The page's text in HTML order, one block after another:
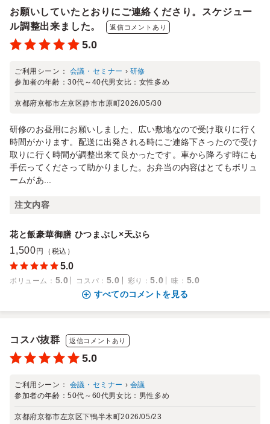
お願いしていたとおりにご連絡くださり。スケジュー
ル調整出来ました。
返信コメントあり
5.0
ご利用シーン： 会議・セミナー › 研修
参加者の年齢：30代～40代男女比： 女性多め
京都府京都市左京区静市市原町2026/05/30
研修のお昼用にお願いしました、広い敷地なので受け取りに行く
時間がかります。配送に出発される時にご連絡下さったので受け
取りに行く時間が調整出来て良かったです。車から降ろす時にも
手伝ってくださって助かりました。お弁当の内容はとてもボリュ
ームがあ...
注文内容
花と飯豪華御膳 ひつまぶし×天ぷら
1,500 円（税込）
5.0
ボリューム ： 5.0 コスパ ： 5.0 彩り ：5.0 味 ： 5.0
すべてのコメントを見る
コスパ抜群 返信コメントあり
5.0
ご利用シーン： 会議・セミナー › 会議
参加者の年齢：50代～60代男女比： 男性多め
京都府京都市左京区下鴨半木町2026/05/23